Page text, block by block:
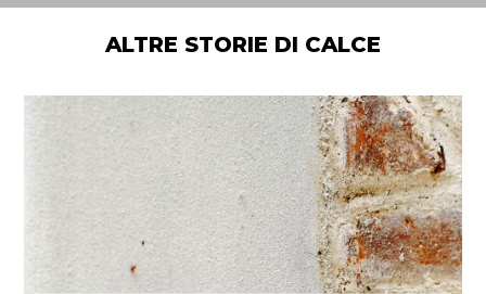
ALTRE STORIE DI CALCE